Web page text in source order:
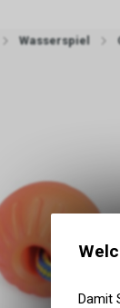
Wasserspiel
Damit